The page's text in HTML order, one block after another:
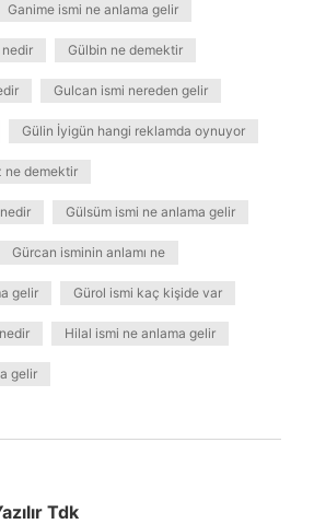
Ganime ismi ne anlama gelir
nedir Gülbin ne demektir
Gulcan ismi nereden gelir
Gülin İyigün hangi reklamda oynuyor
ne demektir
Gülsüm ismi ne anlama gelir
Gürcan isminin anlamı ne
gelir Gürol ismi kaç kişide var
Hilal ismi ne anlama gelir
gelir
Tdk